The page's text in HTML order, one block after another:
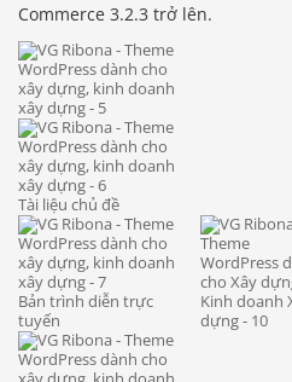
Commerce 3.2.3 trở lên.
Tài liệu chủ đề
Bản trình diễn trực
tuyến